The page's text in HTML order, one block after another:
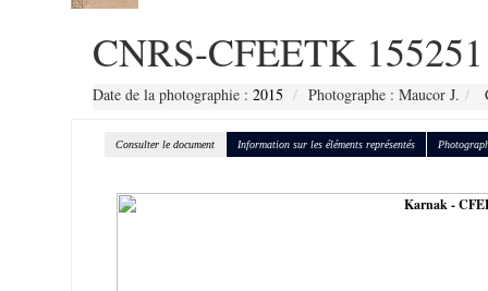
CNRS-CFEETK 155251
Date de la photographie : 2015 Photographe : Maucor J.
Consulter le document Information sur les éléments représentés